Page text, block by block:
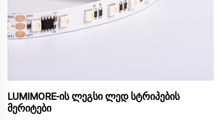
LUMIMORE-ის ლეგსი ლედ სტრიპების
მერიტები